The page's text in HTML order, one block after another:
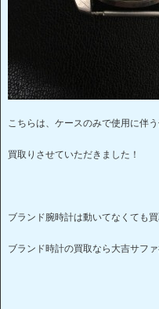
こちらは、ケースのみで使用に伴
買取りさせていただきました！
ブランド腕時計は動いてなくても買
ブランド時計の買取なら大吉サフ